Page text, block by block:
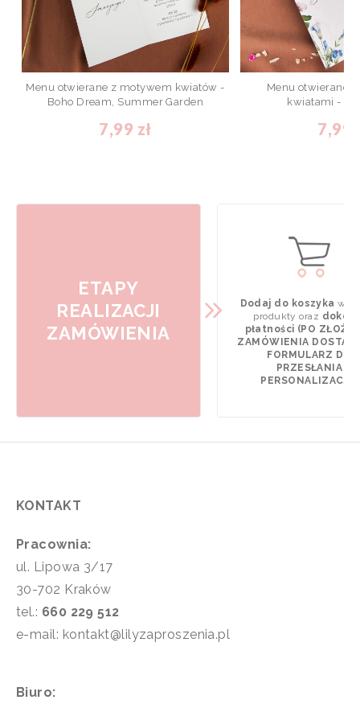
Menu otwierane z motywem kwiatów -
Boho Dream, Summer Garden
7,99 zł
Menu otwierane
kwiatami -
7,99
ETAPY
REALIZACJI
ZAMÓWIENIA
Dodaj do koszyka
produkty oraz
płatności (PO
ZAMÓWIENIA
FORMULARZ DO
PRZESŁANIA
PERSONALIZACJI).
KONTAKT
Pracownia:
ul. Lipowa 3/17
30-702 Kraków
tel.: 660 229 512
e-mail: kontakt@lilyzaproszenia.pl
Biuro: